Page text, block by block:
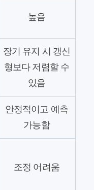
높음
장기 유지 시 갱신
형보다 저렴할 수
있음
안정적이고 예측
가능함
조정 어려움